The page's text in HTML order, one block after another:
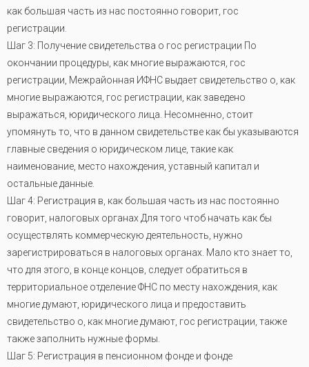
как большая часть из нас постоянно говорит, гос
регистрации
Шаг 3: Получение свидетельства о гос регистрации По
окончании процедуры, как многие выражаются, гос
регистрации, Межрайонная ИФНС выдает свидетельство о, как
многие выражаются, гос регистрации, как заведено
выражаться, юридического лица. Несомненно, стоит
упомянуть то, что в данном свидетельстве как бы указываются
главные сведения о юридическом лице, такие как
наименование, место нахождения, уставный капитал и
остальные данные.
Шаг 4: Регистрация в, как большая часть из нас постоянно
говорит, налоговых органах Для того чтоб начать как бы
осуществлять коммерческую деятельность, нужно
зарегистрироваться в налоговых органах. Мало кто знает то,
что для этого, в конце концов, следует обратиться в
территориальное отделение ФНС по месту нахождения, как
многие думают, юридического лица и предоставить
свидетельство о, как многие думают, гос регистрации, также
также заполнить нужные формы.
Шаг 5: Регистрация в пенсионном фонде и фонде